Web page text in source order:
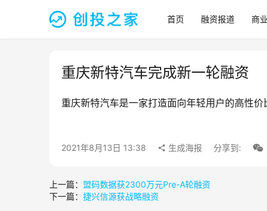
首页 融资报道 商
重庆新特汽车完成新一轮融资
重庆新特汽车是一家打造面向年轻用户的高性
2021年8月13日 13:38 生成海报 分享到:
上一篇： 盟码数据获2300万元Pre-A轮融资
下一篇： 捷兴信源获战略融资